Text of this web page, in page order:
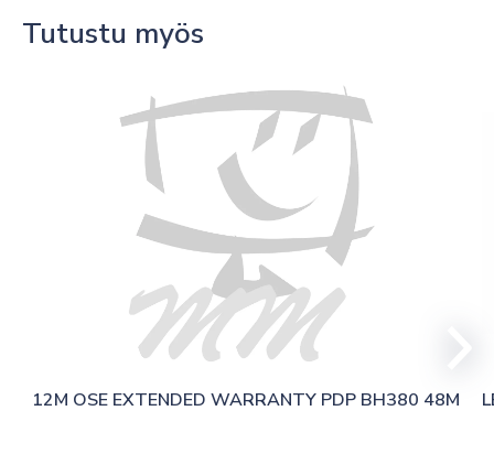
Tutustu myös
12M OSE EXTENDED WARRANTY PDP BH380 48M